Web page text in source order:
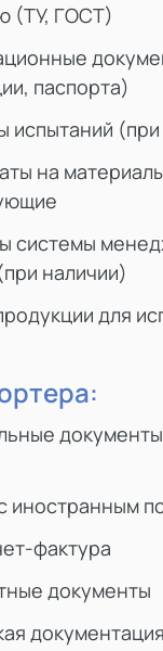
(ТУ, ГОСТ)
паспорта)
испытаний
на
системы
наличии)
для
иностранным
фактура
документы